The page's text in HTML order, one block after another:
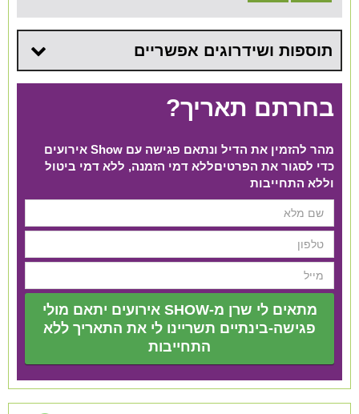
תוספות ושידרוגים אפשריים
בחרתם תאריך?
מהר להזמין את הדיל ונתאם פגישה עם Show אירועים
כדי לסגור את הפרטים​ ללא דמי הזמנה, ללא דמי ביטול
וללא התחייבות
מתאים לי שרן מ-SHOW אירועים יתאם מולי
פגישה-בינתיים תשריינו לי את התאריך ללא
התחייבות